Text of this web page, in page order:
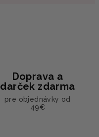
Doprava a
darček zdarma
pre objednávky od
49€